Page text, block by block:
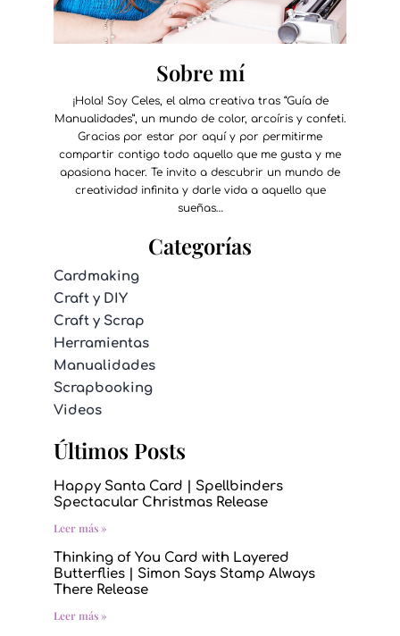
Sobre mí
¡Hola! Soy Celes, el alma creativa tras “Guía de
Manualidades”, un mundo de color, arcoíris y confeti.
Gracias por estar por aquí y por permitirme
compartir contigo todo aquello que me gusta y me
apasiona hacer. Te invito a descubrir un mundo de
creatividad infinita y darle vida a aquello que
sueñas…
Categorías
Cardmaking
Craft y DIY
Craft y Scrap
Herramientas
Manualidades
Scrapbooking
Videos
Últimos Posts
Happy Santa Card | Spellbinders
Spectacular Christmas Release
Leer más »
Thinking of You Card with Layered
Butterflies | Simon Says Stamp Always
There Release
Leer más »